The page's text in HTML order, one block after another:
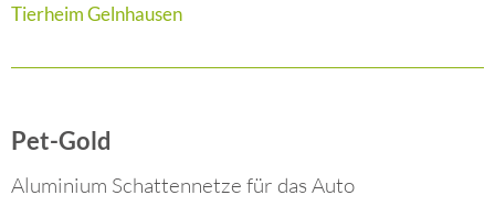
Tierheim Gelnhausen
Pet-Gold
Aluminium Schattennetze für das Auto